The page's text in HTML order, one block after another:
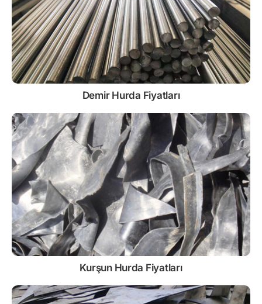
Demir Hurda Fiyatları
Kurşun Hurda Fiyatları